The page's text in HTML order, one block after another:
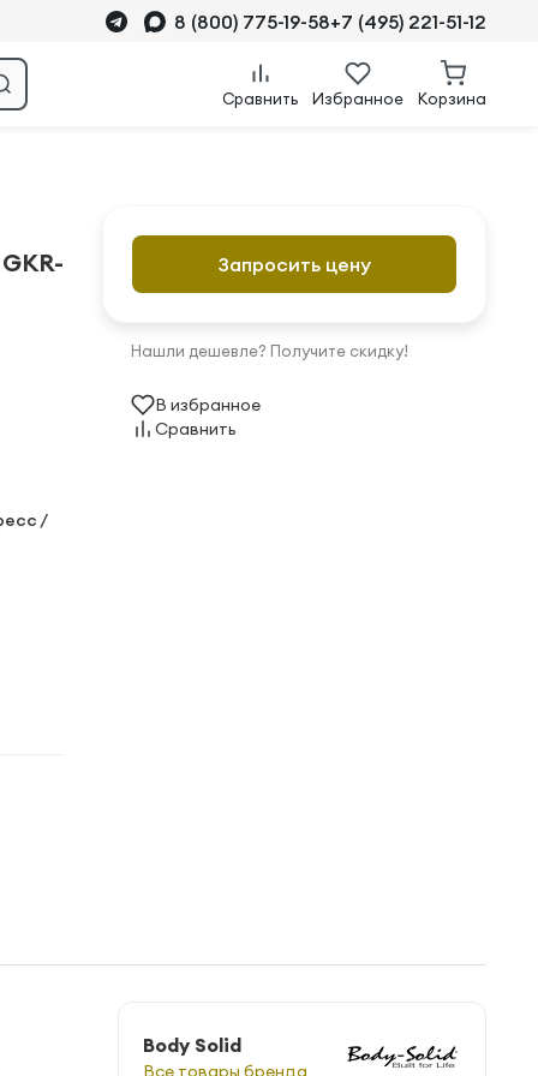
8 (800) 775-19-58+7 (495) 221-51-12
Сравнить Избранное Корзина
/
Запросить цену
Нашли дешевле? Получите скидку!
В избранное
Сравнить
Body Solid
Все товары бренда